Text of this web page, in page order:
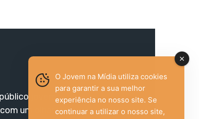
jovem,
um olhar
O Jovem na Mídia utiliza cookies
para garantir a sua melhor
experiência no nosso site. Se
continuar a utilizar o nosso site,